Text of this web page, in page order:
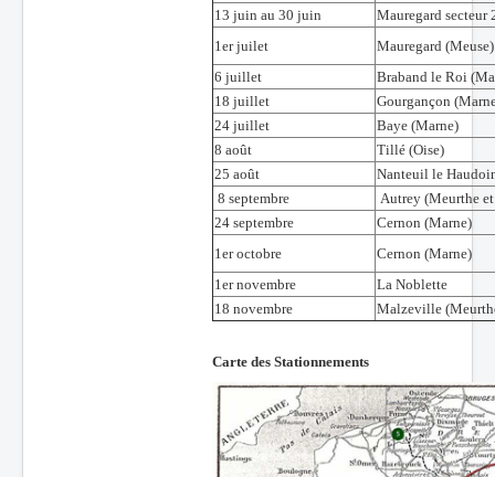
13 juin au 30 juin
Mauregard secteur
1er juilet
Mauregard (Meuse)
6 juillet
Braband le Roi
18 juillet
Gourgançon
24 juillet
Baye (Marne)
8 août
Tillé (Oise)
25 août
Nanteuil le
8 septembre
Autrey (Meurthe
24 septembre
Cernon (Marne)
1er octobre
Cernon (Marne)
1er novembre
La Noblette
18 novembre
Malzeville
Carte des Stationnements